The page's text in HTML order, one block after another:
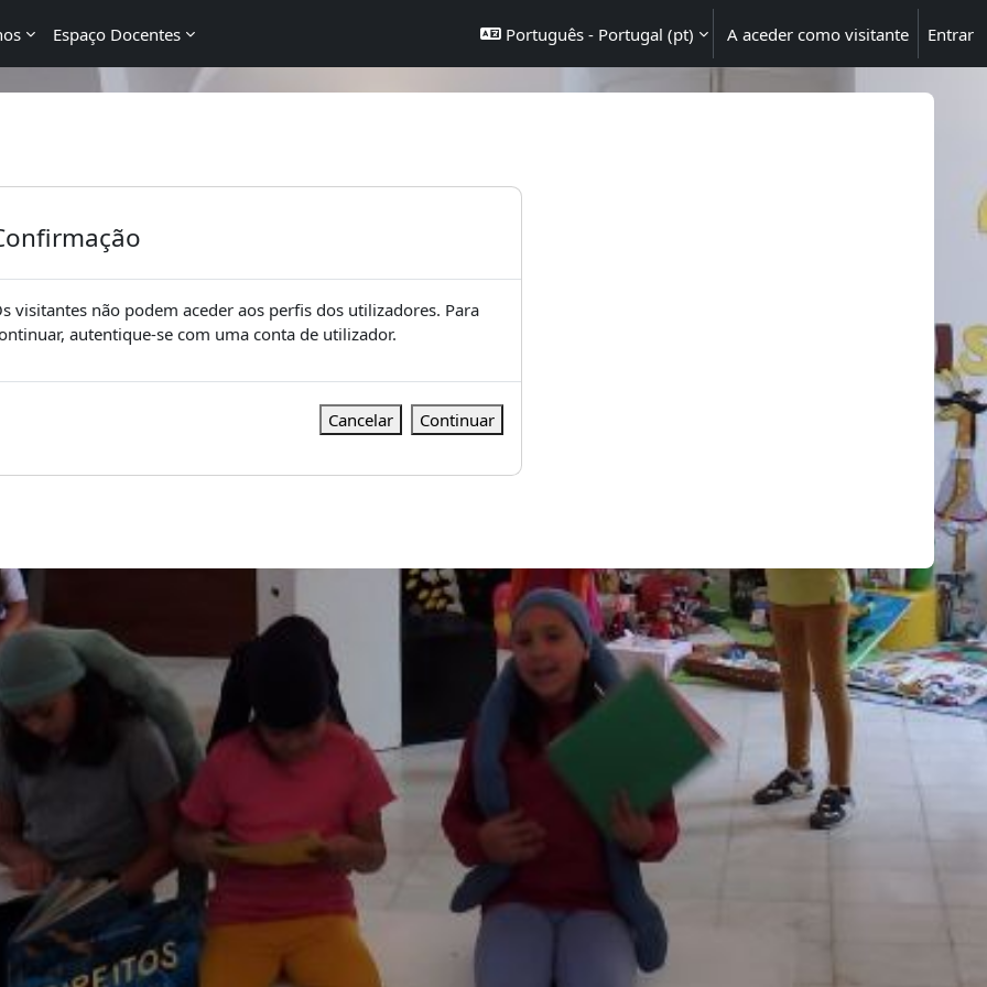
Espaço Docentes Português - Portugal ‎(pt)‎ A aceder como visitante Entrar
visitantes não podem aceder aos perfis dos utilizadores. Para
autentique-se com uma conta de utilizador.
Cancelar Continuar